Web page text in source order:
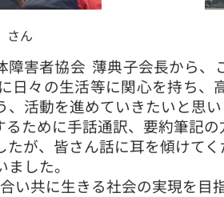
さん
害者協会 薄典子会長から
日々の生活等に関心を持ち
活動を進めていきたいと思い
ために手話通訳、要約筆記の
が、皆さん話に耳を傾けて
した。
い共に生きる社会の実現を目